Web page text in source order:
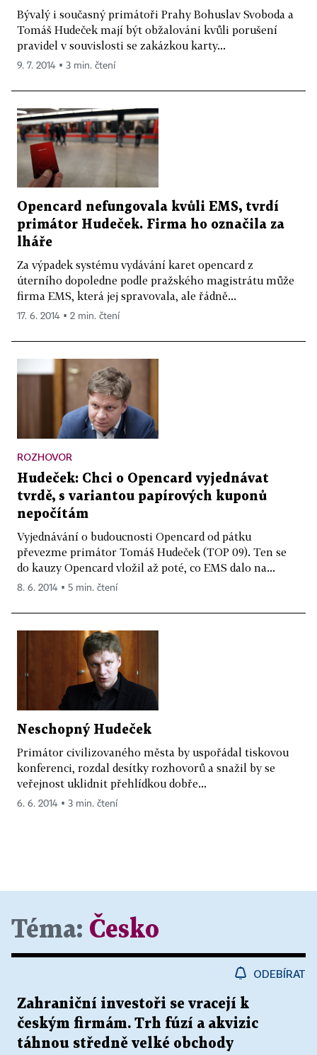
Bývalý i současný primátoři Prahy Bohuslav Svoboda a
Tomáš Hudeček mají být obžalováni kvůli porušení
pravidel v souvislosti se zakázkou karty...
9. 7. 2014 ▪ 3 min. čtení
Opencard nefungovala kvůli EMS, tvrdí
primátor Hudeček. Firma ho označila za
lháře
Za výpadek systému vydávání karet opencard z
úterního dopoledne podle pražského magistrátu může
firma EMS, která jej spravovala, ale řádně...
17. 6. 2014 ▪ 2 min. čtení
ROZHOVOR
Hudeček: Chci o Opencard vyjednávat
tvrdě, s variantou papírových kuponů
nepočítám
Vyjednávání o budoucnosti Opencard od pátku
převezme primátor Tomáš Hudeček (TOP 09). Ten se
do kauzy Opencard vložil až poté, co EMS dalo na...
8. 6. 2014 ▪ 5 min. čtení
Neschopný Hudeček
Primátor civilizovaného města by uspořádal tiskovou
konferenci, rozdal desítky rozhovorů a snažil by se
veřejnost uklidnit přehlídkou dobře...
6. 6. 2014 ▪ 3 min. čtení
Téma: Česko
ODEBÍRAT
Zahraniční investoři se vracejí k
českým firmám. Trh fúzí a akvizic
táhnou středně velké obchody